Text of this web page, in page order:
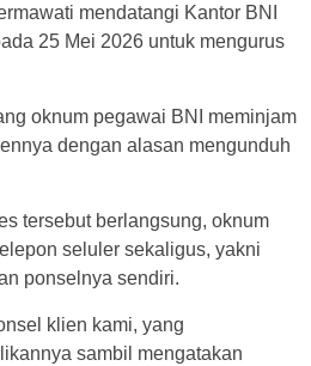
mendatangi Kantor BNI
25 Mei 2026 untuk mengurus
oknum pegawai BNI meminjam
dengan alasan mengunduh
tersebut berlangsung, oknum
seluler sekaligus, yakni
ponselnya sendiri.
klien kami, yang
sambil mengatakan